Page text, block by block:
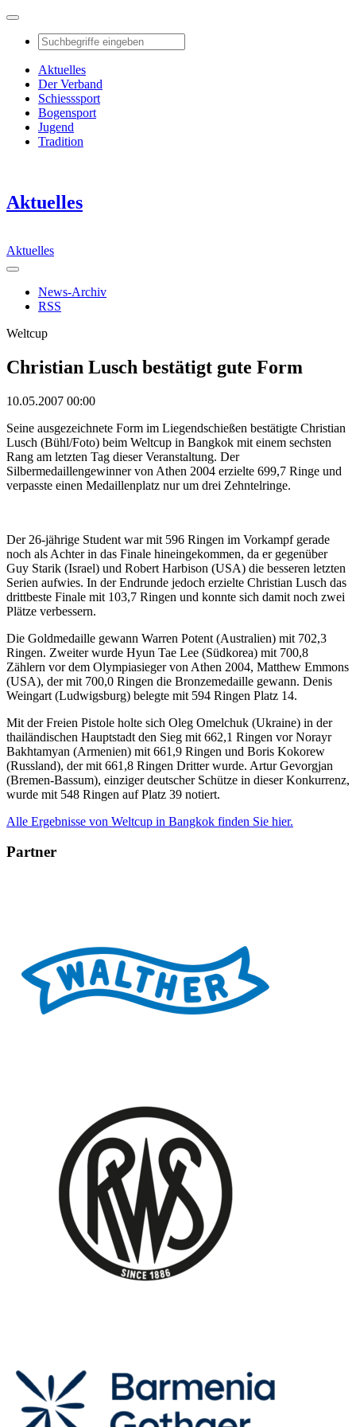
Aktuelles
Der Verband
Schiesssport
Bogensport
Jugend
Tradition
Aktuelles
Aktuelles
News-Archiv
RSS
Weltcup
Christian Lusch bestätigt gute Form
10.05.2007 00:00
Seine ausgezeichnete Form im Liegendschießen bestätigte Christian
Lusch (Bühl/Foto) beim Weltcup in Bangkok mit einem sechsten
Rang am letzten Tag dieser Veranstaltung. Der
Silbermedaillengewinner von Athen 2004 erzielte 699,7 Ringe und
verpasste einen Medaillenplatz nur um drei Zehntelringe.
Der 26-jährige Student war mit 596 Ringen im Vorkampf gerade
noch als Achter in das Finale hineingekommen, da er gegenüber
Guy Starik (Israel) und Robert Harbison (USA) die besseren letzten
Serien aufwies. In der Endrunde jedoch erzielte Christian Lusch das
drittbeste Finale mit 103,7 Ringen und konnte sich damit noch zwei
Plätze verbessern.
Die Goldmedaille gewann Warren Potent (Australien) mit 702,3
Ringen. Zweiter wurde Hyun Tae Lee (Südkorea) mit 700,8
Zählern vor dem Olympiasieger von Athen 2004, Matthew Emmons
(USA), der mit 700,0 Ringen die Bronzemedaille gewann. Denis
Weingart (Ludwigsburg) belegte mit 594 Ringen Platz 14.
Mit der Freien Pistole holte sich Oleg Omelchuk (Ukraine) in der
thailändischen Hauptstadt den Sieg mit 662,1 Ringen vor Norayr
Bakhtamyan (Armenien) mit 661,9 Ringen und Boris Kokorew
(Russland), der mit 661,8 Ringen Dritter wurde. Artur Gevorgjan
(Bremen-Bassum), einziger deutscher Schütze in dieser Konkurrenz,
wurde mit 548 Ringen auf Platz 39 notiert.
Alle Ergebnisse von Weltcup in Bangkok finden Sie hier.
Partner